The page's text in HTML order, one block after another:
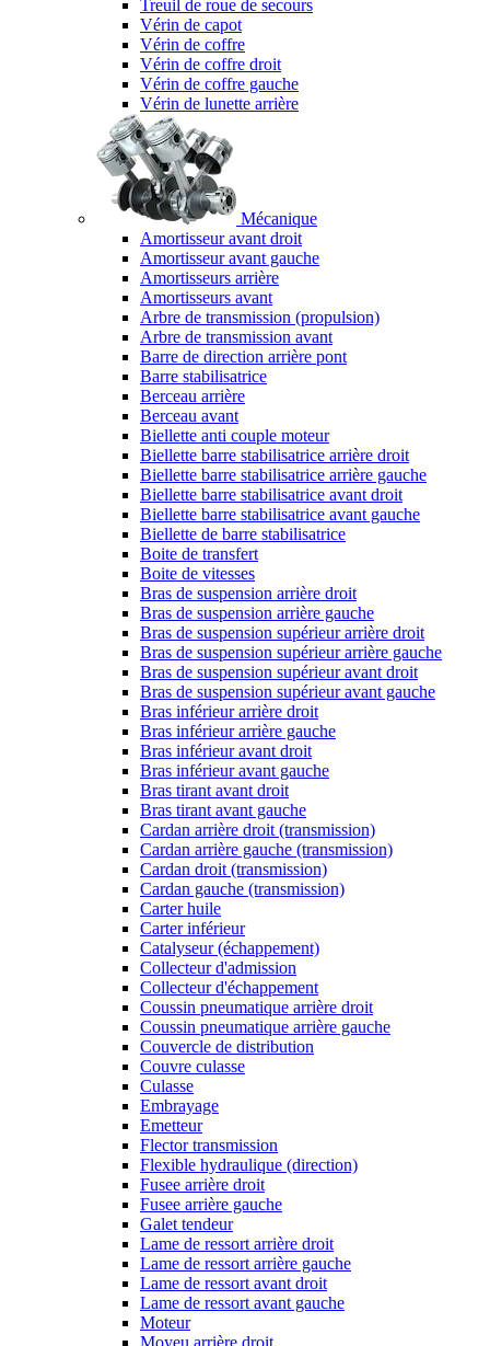
Treuil de roue de secours
Vérin de capot
Vérin de coffre
Vérin de coffre droit
Vérin de coffre gauche
Vérin de lunette arrière
Mécanique
Amortisseur avant droit
Amortisseur avant gauche
Amortisseurs arrière
Amortisseurs avant
Arbre de transmission (propulsion)
Arbre de transmission avant
Barre de direction arrière pont
Barre stabilisatrice
Berceau arrière
Berceau avant
Biellette anti couple moteur
Biellette barre stabilisatrice arrière droit
Biellette barre stabilisatrice arrière gauche
Biellette barre stabilisatrice avant droit
Biellette barre stabilisatrice avant gauche
Biellette de barre stabilisatrice
Boite de transfert
Boite de vitesses
Bras de suspension arrière droit
Bras de suspension arrière gauche
Bras de suspension supérieur arrière droit
Bras de suspension supérieur arrière gauche
Bras de suspension supérieur avant droit
Bras de suspension supérieur avant gauche
Bras inférieur arrière droit
Bras inférieur arrière gauche
Bras inférieur avant droit
Bras inférieur avant gauche
Bras tirant avant droit
Bras tirant avant gauche
Cardan arrière droit (transmission)
Cardan arrière gauche (transmission)
Cardan droit (transmission)
Cardan gauche (transmission)
Carter huile
Carter inférieur
Catalyseur (échappement)
Collecteur d'admission
Collecteur d'échappement
Coussin pneumatique arrière droit
Coussin pneumatique arrière gauche
Couvercle de distribution
Couvre culasse
Culasse
Embrayage
Emetteur
Flector transmission
Flexible hydraulique (direction)
Fusee arrière droit
Fusee arrière gauche
Galet tendeur
Lame de ressort arrière droit
Lame de ressort arrière gauche
Lame de ressort avant droit
Lame de ressort avant gauche
Moteur
Moyeu arrière droit